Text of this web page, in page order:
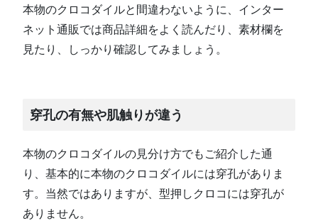
本物のクロコダイルと間違わないように、インター
ネット通販では商品詳細をよく読んだり、素材欄を
見たり、しっかり確認してみましょう。
穿孔の有無や肌触りが違う
本物のクロコダイルの見分け方でもご紹介した通
り、基本的に本物のクロコダイルには穿孔がありま
す。当然ではありますが、型押しクロコには穿孔が
ありません。